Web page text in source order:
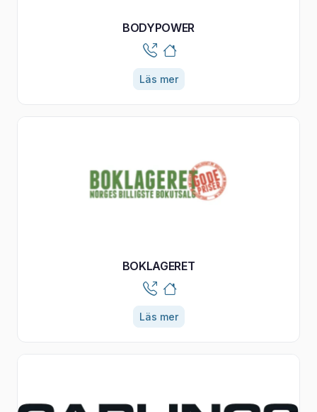
BODYPOWER
Läs mer
BOKLAGERET
Läs mer